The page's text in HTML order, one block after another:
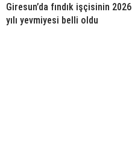
Giresun’da fındık işçisinin 2026
yılı yevmiyesi belli oldu